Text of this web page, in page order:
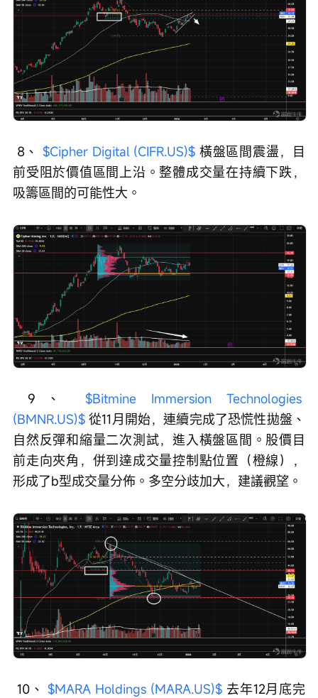
8、 $Cipher Digital (CIFR.US)$ 橫盤區間震盪，目
前受阻於價值區間上沿。整體成交量在持續下跌，
吸籌區間的可能性大。
9、 $Bitmine Immersion Technologies
(BMNR.US)$ 從11月開始，連續完成了恐慌性拋盤、
自然反彈和縮量二次測試，進入橫盤區間。股價目
前走向夾角，併到達成交量控制點位置（橙線），
形成了b型成交量分佈。多空分歧加大，建議觀望。
10、 $MARA Holdings (MARA.US)$ 去年12月底完